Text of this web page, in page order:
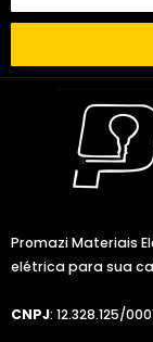
Promazi Materiais
elétrica para sua
CNPJ: 12.328.125/